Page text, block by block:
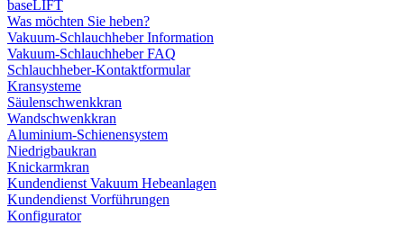
baseLIFT
Was möchten Sie heben?
Vakuum-Schlauchheber Information
Vakuum-Schlauchheber FAQ
Schlauchheber-Kontaktformular
Kransysteme
Säulenschwenkkran
Wandschwenkkran
Aluminium-Schienensystem
Niedrigbaukran
Knickarmkran
Kundendienst Vakuum Hebeanlagen
Kundendienst Vorführungen
Konfigurator